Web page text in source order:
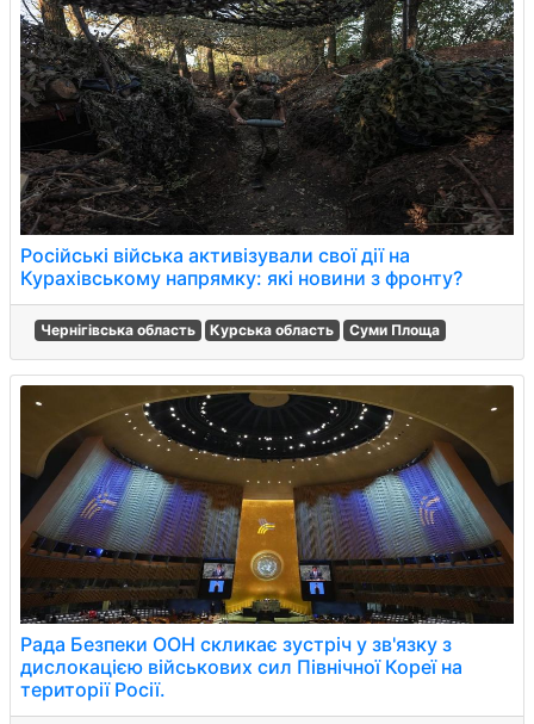
Російські війська активізували свої дії на
Курахівському напрямку: які новини з фронту?
Чернігівська область Курська область Суми Площа
Рада Безпеки ООН скликає зустріч у зв'язку з
дислокацією військових сил Північної Кореї на
території Росії.